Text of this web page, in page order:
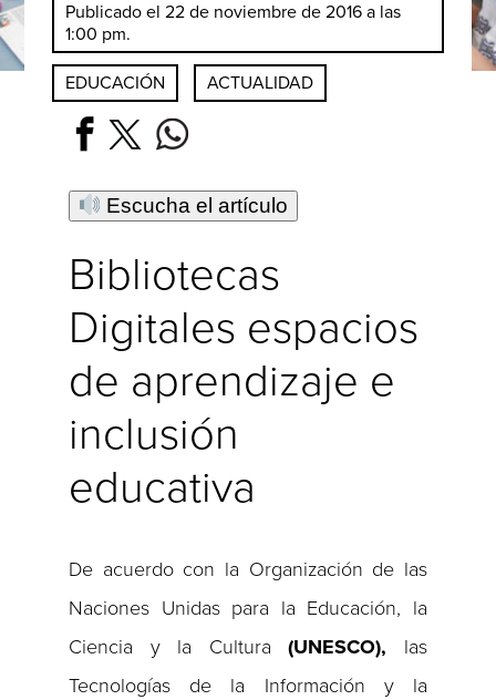
Publicado el 22 de noviembre de 2016 a las
1:00 pm.
EDUCACIÓN ACTUALIDAD
Escucha el artículo
Bibliotecas
Digitales espacios
de aprendizaje e
inclusión
educativa
De acuerdo con la Organización de las
Naciones Unidas para la Educación, la
Ciencia y la Cultura(UNESCO), las
Tecnologías de la Información y la